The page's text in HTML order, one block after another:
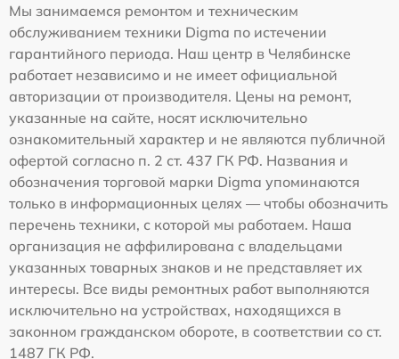
Мы занимаемся ремонтом и техническим
обслуживанием техники Digma по истечении
гарантийного периода. Наш центр в Челябинске
работает независимо и не имеет официальной
авторизации от производителя. Цены на ремонт,
указанные на сайте, носят исключительно
ознакомительный характер и не являются публичной
офертой согласно п. 2 ст. 437 ГК РФ. Названия и
обозначения торговой марки Digma упоминаются
только в информационных целях — чтобы обозначить
перечень техники, с которой мы работаем. Наша
организация не аффилирована с владельцами
указанных товарных знаков и не представляет их
интересы. Все виды ремонтных работ выполняются
исключительно на устройствах, находящихся в
законном гражданском обороте, в соответствии со ст.
1487 ГК РФ.